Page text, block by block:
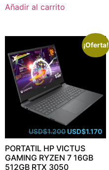
Añadir al carrito
¡Oferta!
USD$1.200USD$1.170
PORTATIL HP VICTUS
GAMING RYZEN 7 16GB
512GB RTX 3050